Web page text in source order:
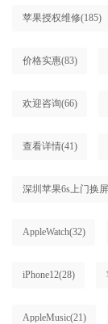
苹果授权维修(185)
价格实惠(83)
欢迎咨询(66)
查看详情(41)
深圳苹果6s上门换屏
AppleWatch(32)
iPhone12(28)
AppleMusic(21)